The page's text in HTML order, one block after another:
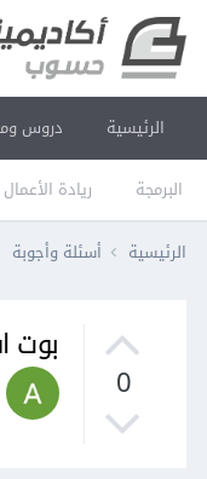
الرئيسية دروس
البرمجة ريادة الأعمال
الرئيسية أسئلة وأجوبة
0
بوت